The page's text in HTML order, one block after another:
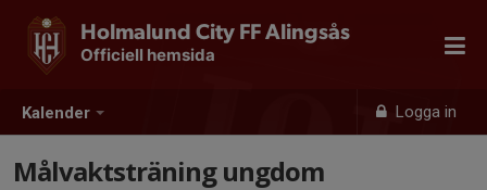
Kalender Logga in
Holmalund City FF Alingsås
Officiell hemsida
Målvaktsträning ungdom